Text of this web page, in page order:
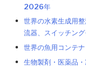
2026年
世界の水素生成用
流器、スイッチン
世界の魚用コンテ
生物製剤・医薬品